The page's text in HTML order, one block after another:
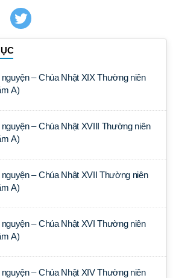
– Chúa Nhật XIX Thường niên
A)
– Chúa Nhật XVIII Thường niên
A)
– Chúa Nhật XVII Thường niên
A)
– Chúa Nhật XVI Thường niên
A)
– Chúa Nhật XIV Thường niên